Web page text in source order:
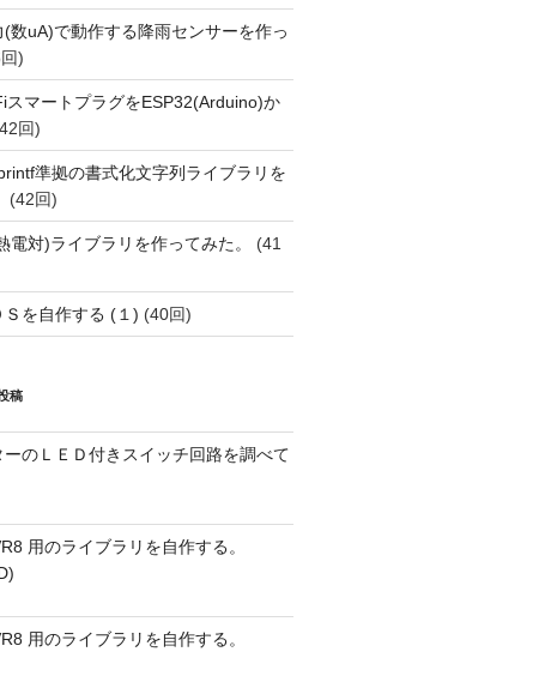
(数uA)で動作する降雨センサーを作っ
)
スマートプラグをESP32(Arduino)か
回)
準拠の書式化文字列ライブラリを
(42回)
電対)ライブラリを作ってみた。
(41
を自作する (１) (40回)
稿
のＬＥＤ付きスイッチ回路を調べて
用のライブラリを自作する。
用のライブラリを自作する。